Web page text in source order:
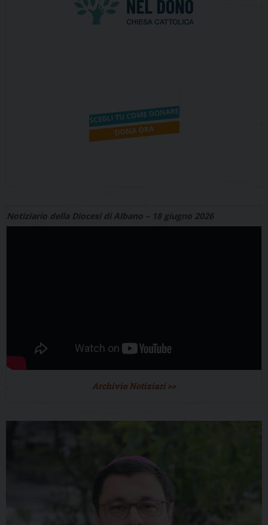
Notiziario della Diocesi di Albano – 18 giugno 2026
Archivio Notiziari >>